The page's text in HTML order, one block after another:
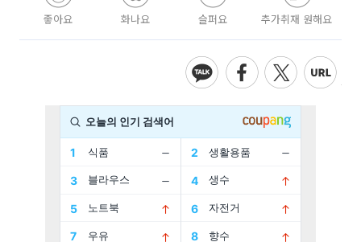
좋아요 화나요 슬퍼요 추가취재 원해요